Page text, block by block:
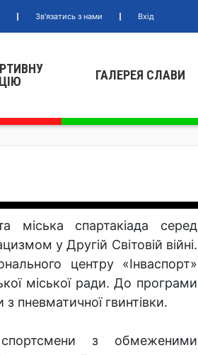
Зв'язатись з нами Вхід
ГАЛЕРЕЯ СЛАВИ
спартакіада серед
у Другій Світовій війні.
центру «Інваспорт»
міської ради. До програми
пневматичної гвинтівки.
з обмеженими